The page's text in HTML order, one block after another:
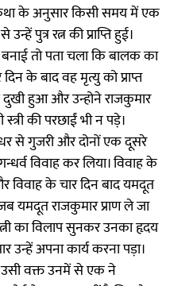
के अनुसार किसी समय में एक
पुत्र रत्न की प्राप्ति हुई।
तो पता चला कि बालक का
के बाद वह मृत्यु को प्राप्त
दुखी हुआ और उन्होने राजकुमार
की परछाईं भी न पड़े।
से गुजरी और दोनों एक दूसरे
विवाह कर लिया। विवाह के
विवाह के चार दिन बाद यमदूत
यमदूत राजकुमार प्राण ले जा
का विलाप सुनकर उनका हृदय
उन्हें अपना कार्य करना पड़ा।
वक्त उनमें से एक ने